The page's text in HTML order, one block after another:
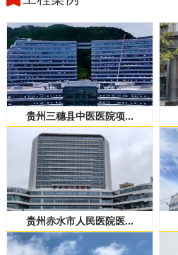
贵州三穗县中医医院项...
贵州赤水市人民医院医...